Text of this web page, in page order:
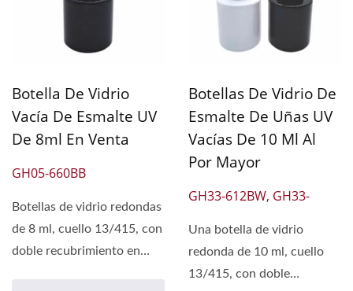
Botella De Vidrio
Vacía De Esmalte UV
De 8ml En Venta
GH05-660BB
Botellas de vidrio redondas
de 8 ml, cuello 13/415, con
doble recubrimiento en
Botellas De Vidrio De
Esmalte De Uñas UV
Vacías De 10 Ml Al
Por Mayor
GH33-612BW, GH33-
Una botella de vidrio
redonda de 10 ml, cuello
13/415, con doble